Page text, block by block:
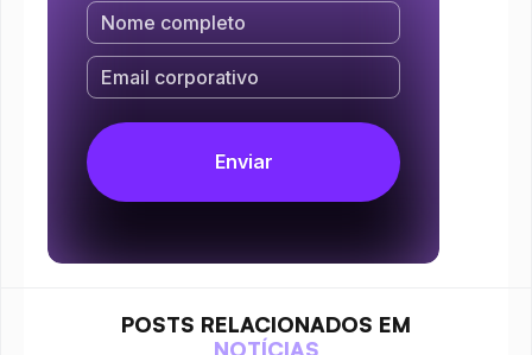
POSTS RELACIONADOS EM
NOTÍCIAS